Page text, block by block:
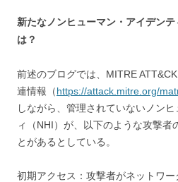
新たなノンヒューマン・アイデン
は？
前述のブログでは、MITRE
連情報（https://attack.mitre.org/
しながら、管理されていないノン
ィ（NHI）が、以下のような攻撃者
とがあるとしている。
初期アクセス：攻撃者がネットワ